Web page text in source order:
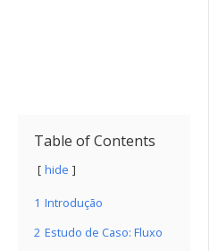
Table of Contents
hide
1 Introdução
2 Estudo de Caso: Fluxo